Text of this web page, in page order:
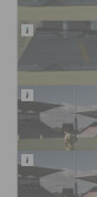
há um mês
Castor Cup -
todos os jogos
Castor Cup -
bicampeão do
Castor Cup -
bicampeão do